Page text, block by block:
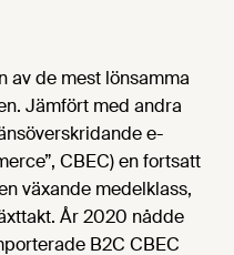
av de mest lönsamma
Jämfört med andra
e-
CBEC) en fortsatt
växande medelklass,
År 2020 nådde
B2C CBEC